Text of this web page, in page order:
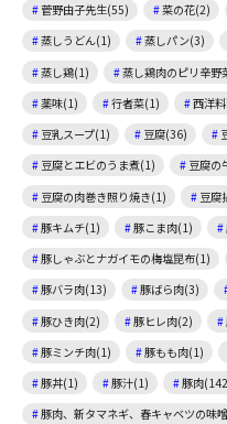
菅野由子先生(55)
菜の花(2)
蒸しうどん(1)
蒸しパン(3)
蒸し鶏(1)
蒸し鶏肉のピリ辛野
薬味(1)
行者菜(1) 西洋
豆乳スープ(1)
豆腐(36)
豆腐とエビのうま煮(1)
豆腐の
豆腐の肉巻き照り焼き(1)
豆腐
豚キムチ(1)
豚こま肉(1)
豚しゃぶとナガイモの梅塩昆布(1)
豚バラ肉(13)
豚ばら肉(3)
豚ひき肉(2)
豚ヒレ肉(2)
豚ミンチ肉(1)
豚もも肉(1)
豚丼(1)
豚汁(1)
豚肉
豚肉、新タマネギ、春キャベツの味